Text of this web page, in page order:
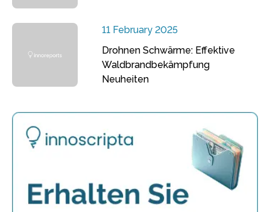
11 February 2025
Drohnen Schwärme: Effektive
Waldbrandbekämpfung
Neuheiten